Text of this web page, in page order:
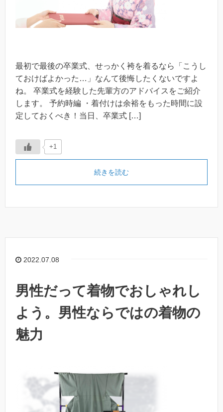
最初で最後の卒業式、せっかく袴を着るなら「こうし
ておけばよかった…」なんて後悔したくないですよ
ね。 卒業式を経験した先輩方のアドバイスをご紹介
します。 予約時編 ・着付けは余裕をもった時間に設
定しておくべき！当日、卒業式 […]
+1
続きを読む
2022.07.08
男性だって着物でおしゃれし
よう。男性ならではの着物の
魅力